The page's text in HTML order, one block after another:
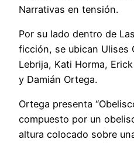
Narrativas en tensión.
Por su lado dentro de
ficción, se ubican Ulises
Lebrija, Kati Horma,
y Damián Ortega.
Ortega presenta
compuesto por un
altura colocado sobre